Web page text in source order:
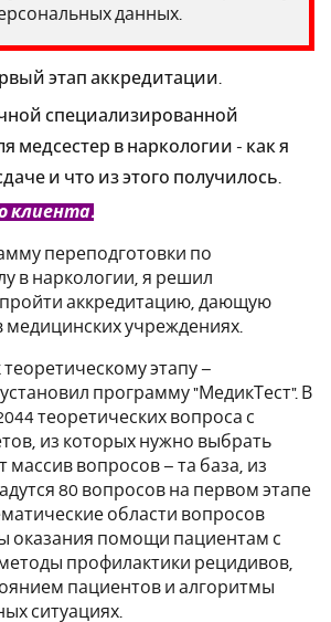
данных.
этап аккредитации.
специализированной
медсестер в наркологии - как я
и что из этого получилось.
клиента.
переподготовки по
в наркологии, я решил
аккредитацию, дающую
медицинских учреждениях.
этапу –
программу "МедикТест". В
теоретических вопроса с
из которых нужно выбрать
массив вопросов – та база, из
80 вопросов на первом этапе
области вопросов
оказания помощи пациентам с
профилактики рецидивов,
пациентов и алгоритмы
ситуациях.